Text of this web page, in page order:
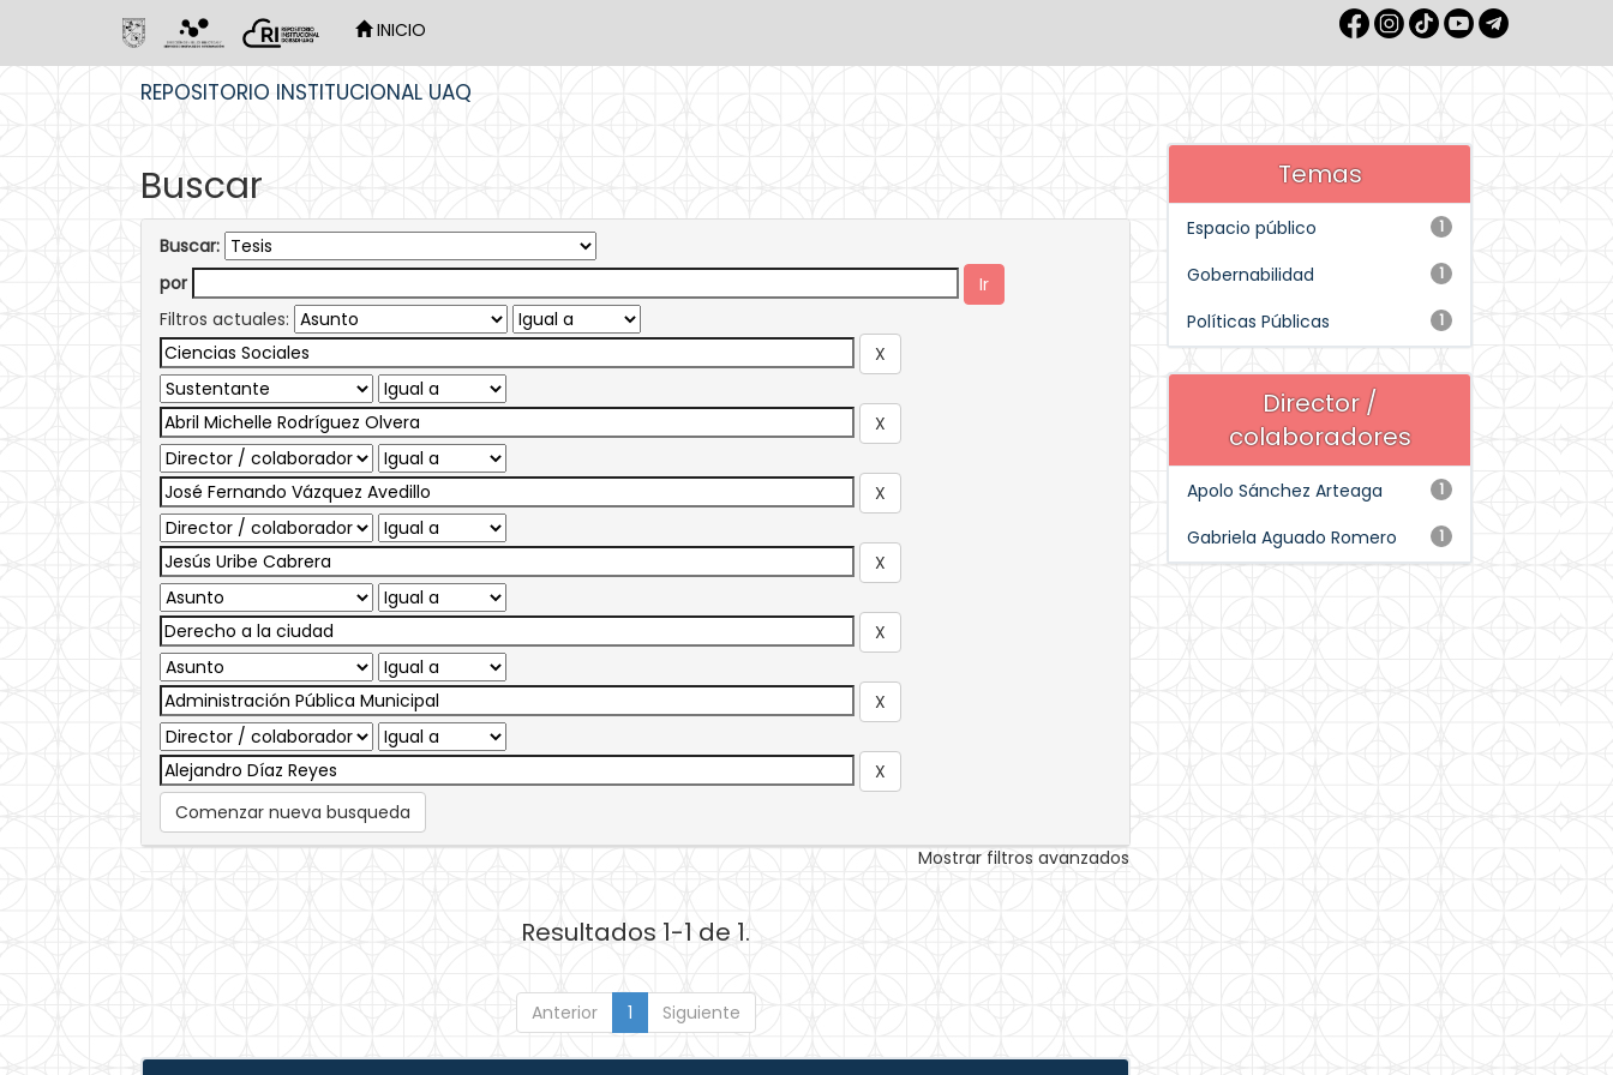
INICIO
REPOSITORIO INSTITUCIONAL UAQ
Buscar
Buscar:
por
Filtros actuales:
Comenzar nueva busqueda
Mostrar filtros avanzados
Resultados 1-1 de 1.
Anterior 1 Siguiente
Temas
1
Espacio público
1
Gobernabilidad
1
Políticas Públicas
Director /
colaboradores
1
Apolo Sánchez Arteaga
1
Gabriela Aguado Romero